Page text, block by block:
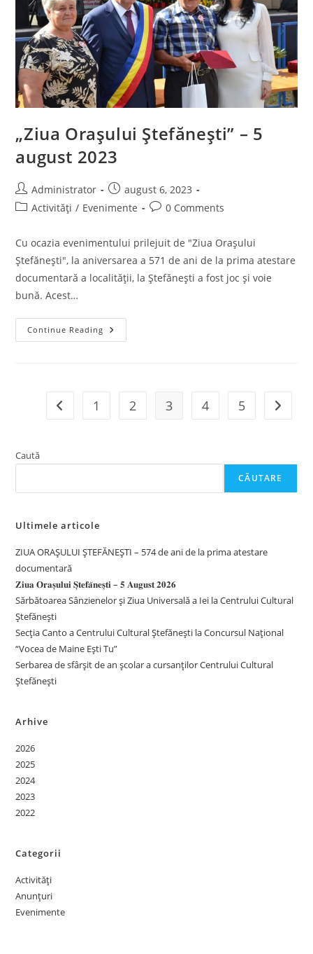
2024
„Ziua Orașului Ștefănești” – 5
august 2023
Post
author:
Administrator
Post
published:
august 6, 2023
PostActivități / Evenimente
Post0 Comments
Cu ocazia evenimentului prilejuit de "Ziua Orașului
Ștefănești", la aniversarea a 571 de ani de la prima atestare
documentară a localității, la Ștefănești a fost joc și voie
bună. Acest…
Continue Reading „Ziua
Orașului
Go to the previous page
1 2 3 4 5 Go to
Caută
CĂUTARE
Ultimele articole
ZIUA ORAȘULUI ȘTEFĂNEȘTI – 574 de ani de la prima atestare
documentară
𝐙𝐢𝐮𝐚 𝐎𝐫𝐚𝐬̦𝐮𝐥𝐮𝐢 𝐒̦𝐭𝐞𝐟𝐚̆𝐧𝐞𝐬̦𝐭𝐢 – 𝟓 𝐀𝐮𝐠𝐮𝐬𝐭 𝟐𝟎𝟐𝟔
Sărbătoarea Sânzienelor și Ziua Universală a Iei la Centrului Cultural
Ștefănești
Secția Canto a Centrului Cultural Ștefănești la Concursul Național
“Vocea de Maine Ești Tu”
Serbarea de sfârșit de an școlar a cursanților Centrului Cultural
Ștefănești
Arhive
2026
2025
2024
2023
2022
Categorii
Activități
Anunțuri
Evenimente